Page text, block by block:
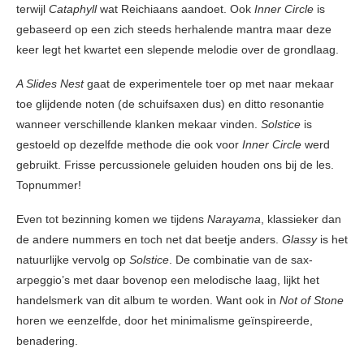
terwijl Cataphyllwat Reichiaans aandoet. Ook Inner Circle is
gebaseerd op een zich steeds herhalende mantra maar deze
keer legt het kwartet een slepende melodie over de grondlaag.
A Slides Nestgaat de experimentele toer op met naar mekaar
toe glijdende noten (de schuifsaxen dus) en ditto resonantie
wanneer verschillende klanken mekaar vinden. Solstice is
gestoeld op dezelfde methode die ook voor Inner Circle werd
gebruikt. Frisse percussionele geluiden houden ons bij de les.
Topnummer!
Even tot bezinning komen we tijdens Narayama, klassieker dan
de andere nummers en toch net dat beetje anders. Glassyis het
natuurlijke vervolg op Solstice. De combinatie van de sax-
arpeggio’s met daar bovenop een melodische laag, lijkt het
handelsmerk van dit album te worden. Want ook in Not of Stone
horen we eenzelfde, door het minimalisme geïnspireerde,
benadering.